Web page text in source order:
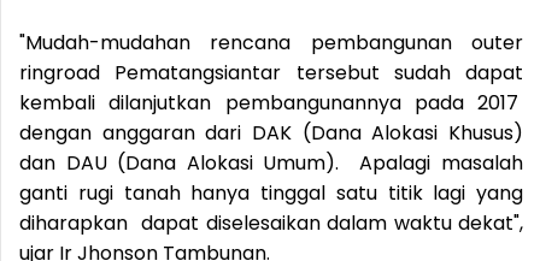
"Mudah-mudahan rencana pembangunan outer
ringroad Pematangsiantar tersebut sudah dapat
kembali dilanjutkan pembangunannya pada 2017
dengan anggaran dari DAK (Dana Alokasi Khusus)
dan DAU (Dana Alokasi Umum). Apalagi masalah
ganti rugi tanah hanya tinggal satu titik lagi yang
diharapkan dapat diselesaikan dalam waktu dekat",
ujar Ir Jhonson Tambunan.